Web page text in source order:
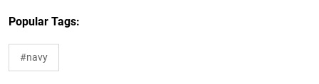
Popular Tags:
#navy